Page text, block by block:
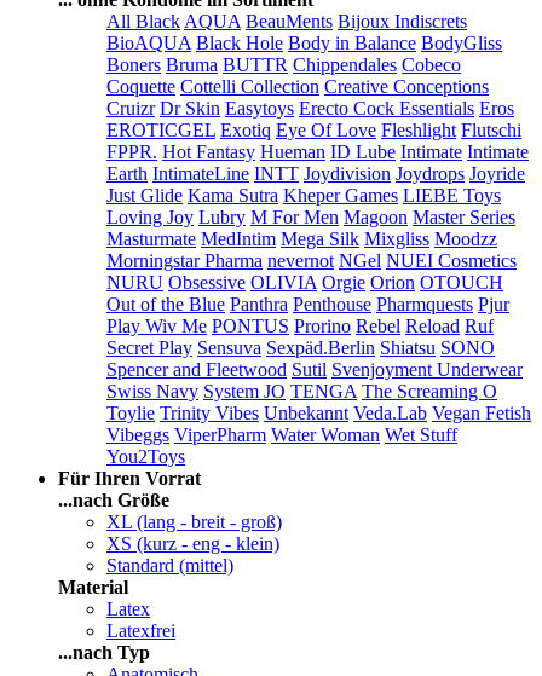
All Black AQUA BeauMents Bijoux Indiscrets
BioAQUA Black Hole Body in Balance BodyGliss
Boners Bruma BUTTR Chippendales Cobeco
Coquette Cottelli Collection Creative Conceptions
Cruizr Dr Skin Easytoys Erecto Cock Essentials Eros
EROTICGEL Exotiq Eye Of Love Fleshlight Flutschi
FPPR. Hot Fantasy Hueman ID Lube Intimate Intimate
Earth IntimateLine INTT Joydivision Joydrops Joyride
Just Glide Kama Sutra Kheper Games LIEBE Toys
Loving Joy Lubry M For Men Magoon Master Series
Masturmate MedIntim Mega Silk Mixgliss Moodzz
Morningstar Pharma nevernot NGel NUEI Cosmetics
NURU Obsessive OLIVIA Orgie Orion OTOUCH
Out of the Blue Panthra Penthouse Pharmquests Pjur
Play Wiv Me PONTUS Prorino Rebel Reload Ruf
Secret Play Sensuva Sexpäd.Berlin Shiatsu SONO
Spencer and Fleetwood Sutil Svenjoyment Underwear
Swiss Navy System JO TENGA The Screaming O
Toylie Trinity Vibes Unbekannt Veda.Lab Vegan Fetish
Vibeggs ViperPharm Water Woman Wet Stuff
You2Toys
Für Ihren Vorrat
...nach Größe
XL (lang - breit - groß)
XS (kurz - eng - klein)
Standard (mittel)
Material
Latex
Latexfrei
...nach Typ